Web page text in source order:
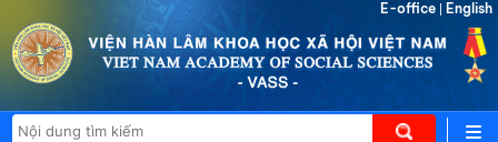
E-office English